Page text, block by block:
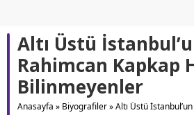
Altı Üstü
Rahimcan Kapkap
Bilinmeyenler
Anasayfa » Biyografiler»Altı Üstü